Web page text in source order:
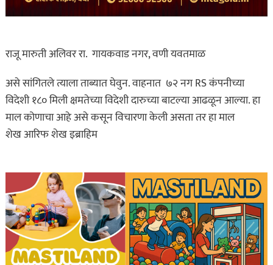
राजू मारुती अलिवर रा. गायकवाड नगर, वणी यवतमाळ
असे सांगितले त्याला ताब्यात घेवुन. वाहनात ७२ नग RS कंपनीच्या
विदेशी १८० मिली क्षमतेच्या विदेशी दारुच्या बाटल्या आढळून आल्या. हा
माल कोणाचा आहे असे कसून विचारणा केली असता तर हा माल
शेख आरिफ शेख इब्राहिम